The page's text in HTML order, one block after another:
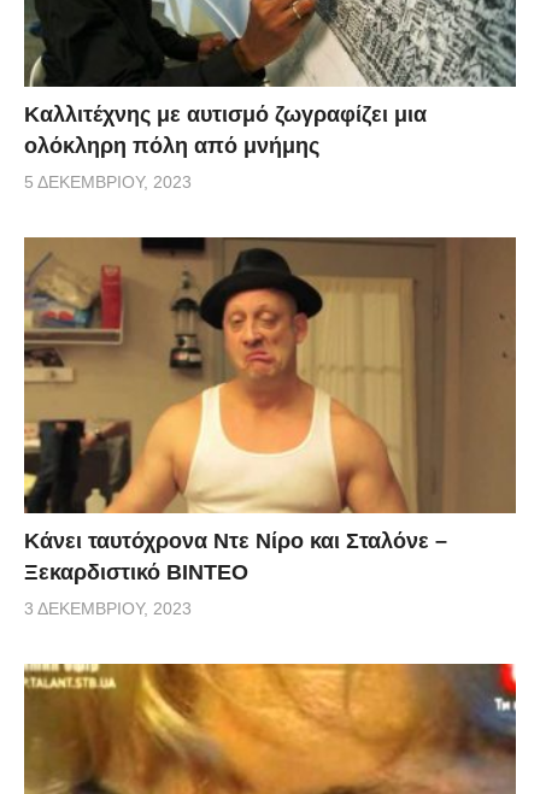
Καλλιτέχνης με αυτισμό ζωγραφίζει μια
ολόκληρη πόλη από μνήμης
5 ΔΕΚΕΜΒΡΊΟΥ, 2023
Κάνει ταυτόχρονα Ντε Νίρο και Σταλόνε –
Ξεκαρδιστικό ΒΙΝΤΕΟ
3 ΔΕΚΕΜΒΡΊΟΥ, 2023